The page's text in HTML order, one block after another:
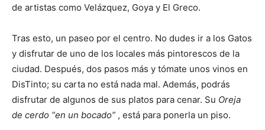
de artistas como Velázquez, Goya y El Greco.
Tras esto, un paseo por el centro. No dudes ir a los Gatos
y disfrutar de uno de los locales más pintorescos de la
ciudad. Después, dos pasos más y tómate unos vinos en
DisTinto; su carta no está nada mal. Además, podrás
disfrutar de algunos de sus platos para cenar. Su Oreja
de cerdo “en un bocado” , está para ponerla un piso.